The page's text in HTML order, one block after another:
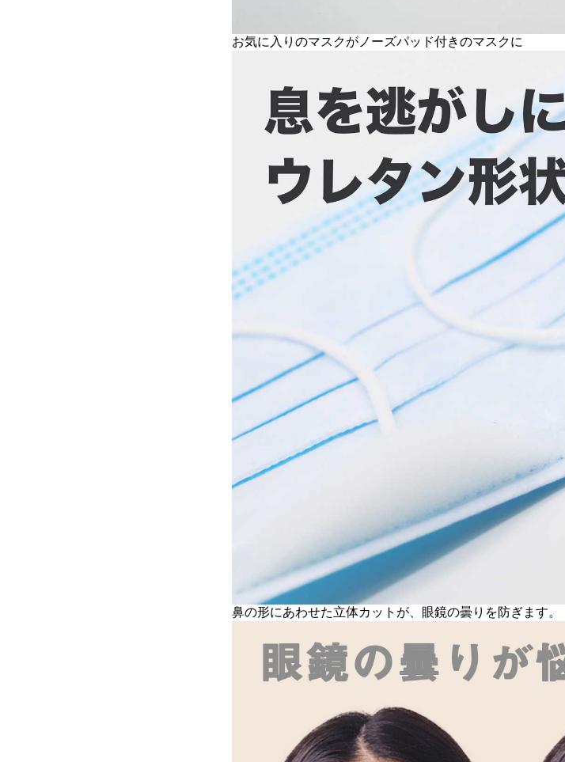
お気に入りのマスクがノーズパッド付きのマスクに
鼻の形にあわせた立体カットが、眼鏡の曇りを防ぎます。